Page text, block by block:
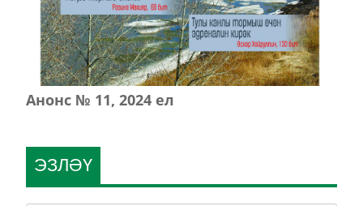
Анонс № 11, 2024 ел
ЭЗЛӘҮ